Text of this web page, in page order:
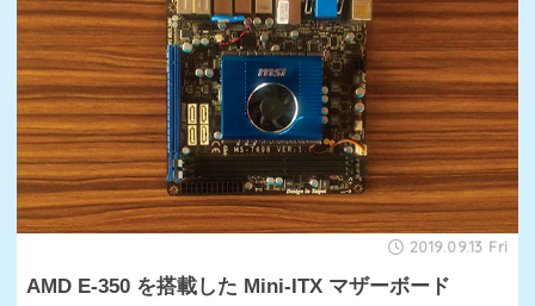
2019.09.13 Fri
AMD E-350 を搭載した Mini-ITX マザーボード